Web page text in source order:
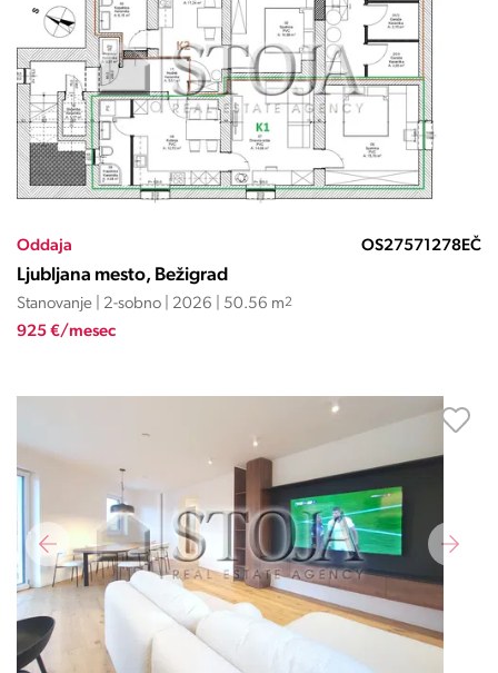
Oddaja OS27571278EČ
Ljubljana mesto, Bežigrad
Stanovanje | 2-sobno | 2026 | 50.56 m2
925 €/mesec